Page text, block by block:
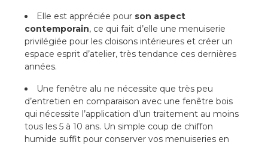
Elle est appréciée pour son aspect
contemporain, ce qui fait d’elle une menuiserie
privilégiée pour les cloisons intérieures et créer un
espace esprit d’atelier, très tendance ces dernières
années.
Une fenêtre alu ne nécessite que très peu
d’entretien en comparaison avec une fenêtre bois
qui nécessite l’application d’un traitement au moins
tous les 5 à 10 ans. Un simple coup de chiffon
humide suffit pour conserver vos menuiseries en